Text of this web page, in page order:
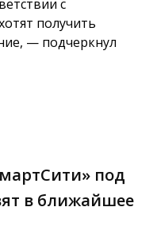
с
получить
— подчеркнул
под
в ближайшее